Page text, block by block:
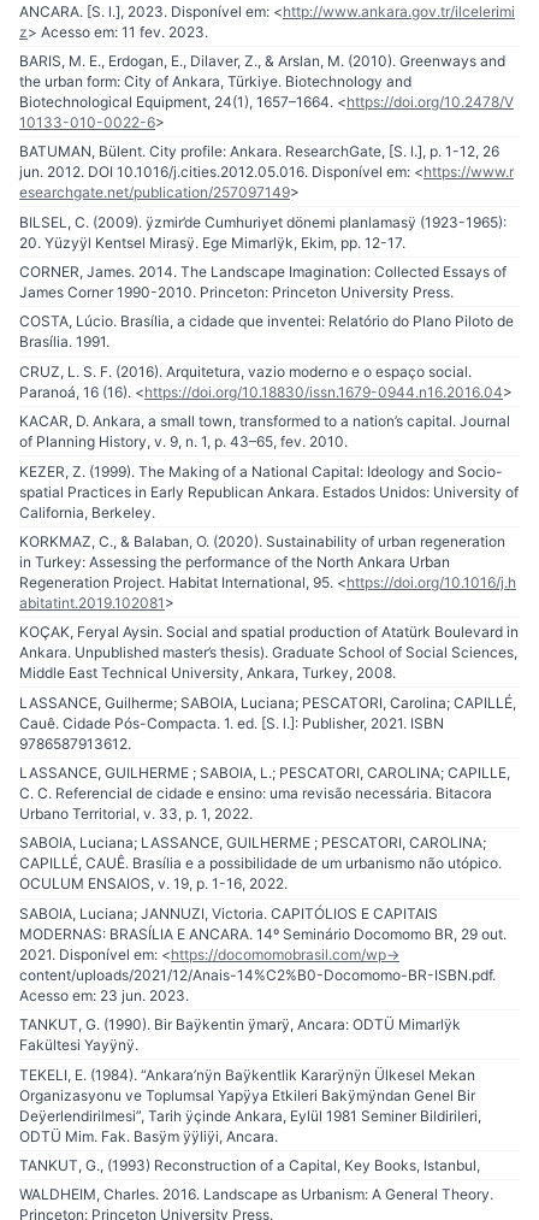
ANCARA. [S. l.], 2023. Disponível em: <http://www.ankara.gov.tr/ilcelerimi
z> Acesso em: 11 fev. 2023.
BARIS, M. E., Erdogan, E., Dilaver, Z., & Arslan, M. (2010). Greenways and
the urban form: City of Ankara, Türkiye. Biotechnology and
Biotechnological Equipment, 24(1), 1657–1664. <https://doi.org/10.2478/V
10133-010-0022-6>
BATUMAN, Bülent. City profile: Ankara. ResearchGate, [S. l.], p. 1-12, 26
jun. 2012. DOI 10.1016/j.cities.2012.05.016. Disponível em: <https://www.r
esearchgate.net/publication/257097149>
BILSEL, C. (2009). ÿzmir’de Cumhuriyet dönemi planlamasÿ (1923-1965):
20. Yüzyÿl Kentsel Mirasÿ. Ege Mimarlÿk, Ekim, pp. 12-17.
CORNER, James. 2014. The Landscape Imagination: Collected Essays of
James Corner 1990-2010. Princeton: Princeton University Press.
COSTA, Lúcio. Brasília, a cidade que inventei: Relatório do Plano Piloto de
Brasília. 1991.
CRUZ, L. S. F. (2016). Arquitetura, vazio moderno e o espaço social.
Paranoá, 16 (16). <https://doi.org/10.18830/issn.1679-0944.n16.2016.04>
KACAR, D. Ankara, a small town, transformed to a nation’s capital. Journal
of Planning History, v. 9, n. 1, p. 43–65, fev. 2010.
KEZER, Z. (1999). The Making of a National Capital: Ideology and Socio-
spatial Practices in Early Republican Ankara. Estados Unidos: University of
California, Berkeley.
KORKMAZ, C., & Balaban, O. (2020). Sustainability of urban regeneration
in Turkey: Assessing the performance of the North Ankara Urban
Regeneration Project. Habitat International, 95. <https://doi.org/10.1016/j.h
abitatint.2019.102081 >
KOÇAK, Feryal Aysin. Social and spatial production of Atatürk Boulevard in
Ankara. Unpublished master’s thesis). Graduate School of Social Sciences,
Middle East Technical University, Ankara, Turkey, 2008.
LASSANCE, Guilherme; SABOIA, Luciana; PESCATORI, Carolina; CAPILLÉ,
Cauê. Cidade Pós-Compacta. 1. ed. [S. l.]: Publisher, 2021. ISBN
9786587913612.
LASSANCE, GUILHERME ; SABOIA, L.; PESCATORI, CAROLINA; CAPILLE,
C. C. Referencial de cidade e ensino: uma revisão necessária. Bitacora
Urbano Territorial, v. 33, p. 1, 2022.
SABOIA, Luciana; LASSANCE, GUILHERME ; PESCATORI, CAROLINA;
CAPILLÉ, CAUÊ. Brasília e a possibilidade de um urbanismo não utópico.
OCULUM ENSAIOS, v. 19, p. 1-16, 2022.
SABOIA, Luciana; JANNUZI, Victoria. CAPITÓLIOS E CAPITAIS
MODERNAS: BRASÍLIA E ANCARA. 14º Seminário Docomomo BR, 29 out.
2021. Disponível em: <https://docomomobrasil.com/wp-
content/uploads/2021/12/Anais-14%C2%B0-Docomomo-BR-ISBN.pdf.
Acesso em: 23 jun. 2023.
TANKUT, G. (1990). Bir Baÿkentin ÿmarÿ, Ancara: ODTÜ Mimarlÿk
Fakültesi Yayÿnÿ.
TEKELI, E. (1984). “Ankara’nÿn Baÿkentlik Kararÿnÿn Ülkesel Mekan
Organizasyonu ve Toplumsal Yapÿya Etkileri Bakÿmÿndan Genel Bir
Deÿerlendirilmesi”, Tarih ÿçinde Ankara, Eylül 1981 Seminer Bildirileri,
ODTÜ Mim. Fak. Basÿm ÿÿliÿi, Ancara.
TANKUT, G., (1993) Reconstruction of a Capital, Key Books, Istanbul,
WALDHEIM, Charles. 2016. Landscape as Urbanism: A General Theory.
Princeton: Princeton University Press.